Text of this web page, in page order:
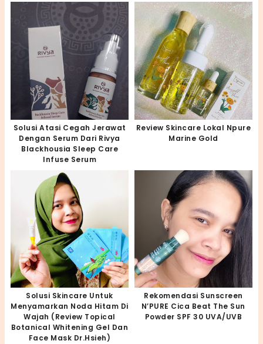
Solusi Atasi Cegah Jerawat
Dengan Serum Dari Rivya
Blackhousia Sleep Care
Infuse Serum
Review Skincare Lokal Npure
Marine Gold
Solusi Skincare Untuk
Menyamarkan Noda Hitam Di
Wajah (Review Topical
Botanical Whitening Gel Dan
Face Mask Dr.Hsieh)
Rekomendasi Sunscreen
N’PURE Cica Beat The Sun
Powder SPF 30 UVA/UVB